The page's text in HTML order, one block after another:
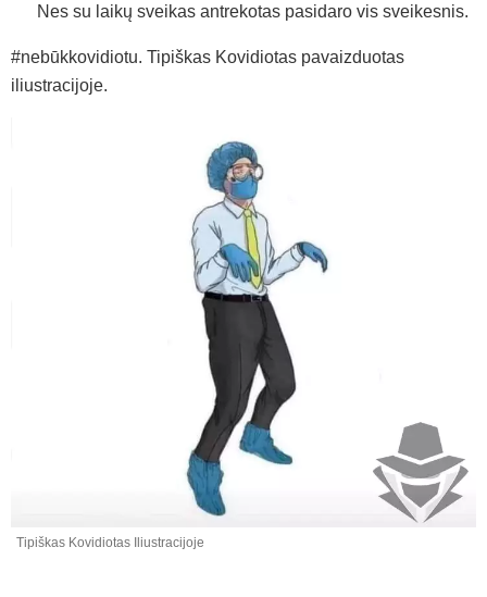
Nes su laikų sveikas antrekotas pasidaro vis sveikesnis.
#nebūkkovidiotu. Tipiškas Kovidiotas pavaizduotas
iliustracijoje.
Tipiškas Kovidiotas Iliustracijoje